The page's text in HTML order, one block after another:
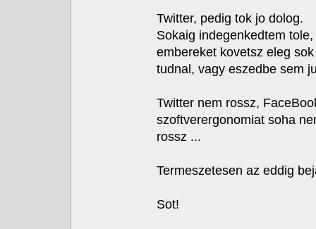
Twitter, pedig tok jo dolog.
Sokaig indegenkedtem
embereket kovetsz eleg
tudnal, vagy eszedbe sem
Twitter nem rossz,
szoftverergonomiat soha
rossz ...
Termeszetesen az eddig
Sot!